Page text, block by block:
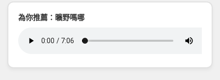
為你推薦：曠野嗎哪